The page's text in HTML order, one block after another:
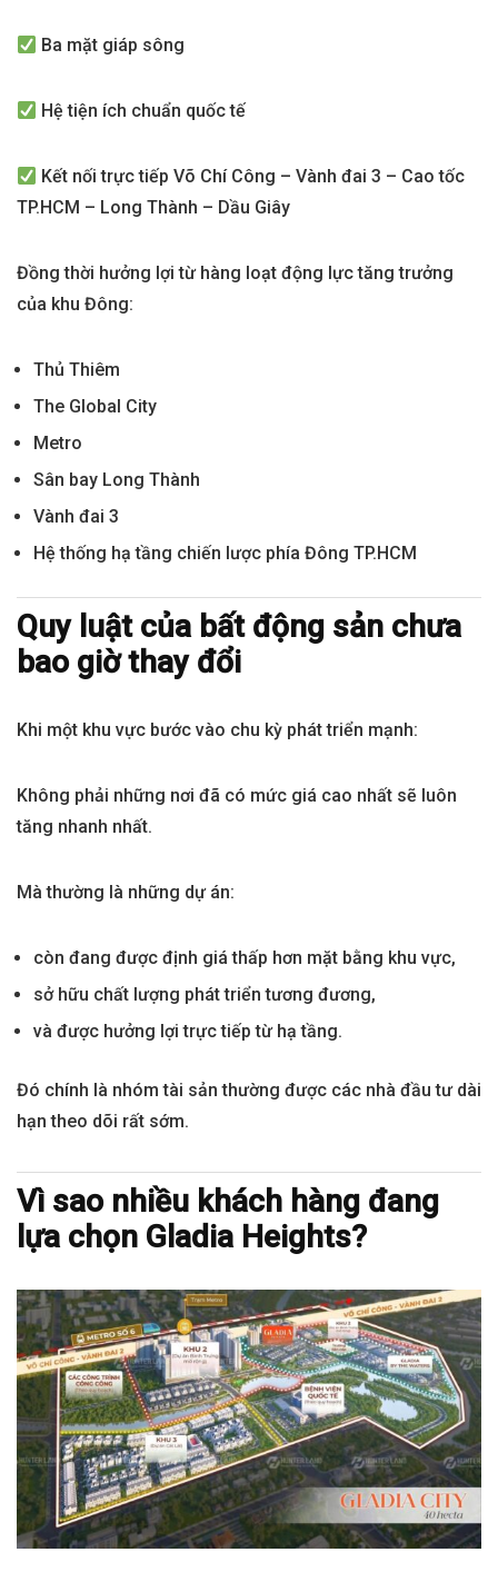
Ba mặt giáp sông
Hệ tiện ích chuẩn quốc tế
Kết nối trực tiếp Võ Chí Công – Vành đai 3 – Cao tốc
TP.HCM – Long Thành – Dầu Giây
Đồng thời hưởng lợi từ hàng loạt động lực tăng trưởng
của khu Đông:
Thủ Thiêm
The Global City
Metro
Sân bay Long Thành
Vành đai 3
Hệ thống hạ tầng chiến lược phía Đông TP.HCM
Quy luật của bất động sản chưa
bao giờ thay đổi
Khi một khu vực bước vào chu kỳ phát triển mạnh:
Không phải những nơi đã có mức giá cao nhất sẽ luôn
tăng nhanh nhất.
Mà thường là những dự án:
còn đang được định giá thấp hơn mặt bằng khu vực,
sở hữu chất lượng phát triển tương đương,
và được hưởng lợi trực tiếp từ hạ tầng.
Đó chính là nhóm tài sản thường được các nhà đầu tư dài
hạn theo dõi rất sớm.
Vì sao nhiều khách hàng đang
lựa chọn Gladia Heights?